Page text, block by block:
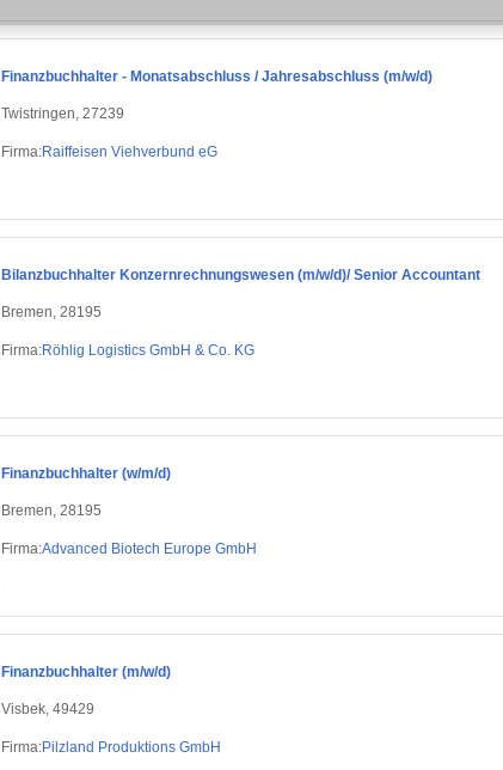
Finanzbuchhalter - Monatsabschluss / Jahresabschluss (m/w/d)
Twistringen, 27239
Firma:Raiffeisen Viehverbund eG
Bilanzbuchhalter Konzernrechnungswesen (m/w/d)/ Senior Accountant
Bremen, 28195
Firma:Röhlig Logistics GmbH & Co. KG
Finanzbuchhalter (w/m/d)
Bremen, 28195
Firma:Advanced Biotech Europe GmbH
Finanzbuchhalter (m/w/d)
Visbek, 49429
Firma:Pilzland Produktions GmbH